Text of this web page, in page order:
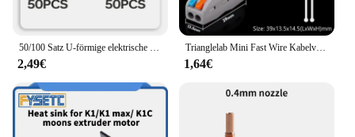
2,49€
Trianglelab Mini Fast Wire Kabelverbinder Hochwertiger Kabelstecker Leitungsverbinder Heizung Thermistor MOTOR Leitungsverlängerung
1,64€